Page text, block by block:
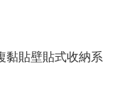
黏貼壁貼式收納系